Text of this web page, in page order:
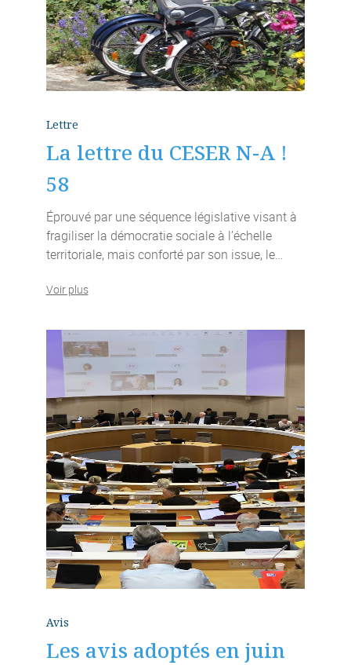
Lettre
La lettre du CESER N-A !
58
Éprouvé par une séquence législative visant à
fragiliser la démocratie sociale à l’échelle
territoriale, mais conforté par son issue, le…
Voir plus
Avis
Les avis adoptés en juin